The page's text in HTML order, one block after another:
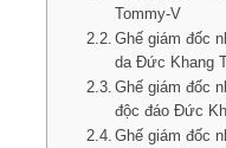
Tommy-V
Ghế giám đốc
da Đức Khang
Ghế giám đốc
độc đáo Đức
Ghế giám đốc